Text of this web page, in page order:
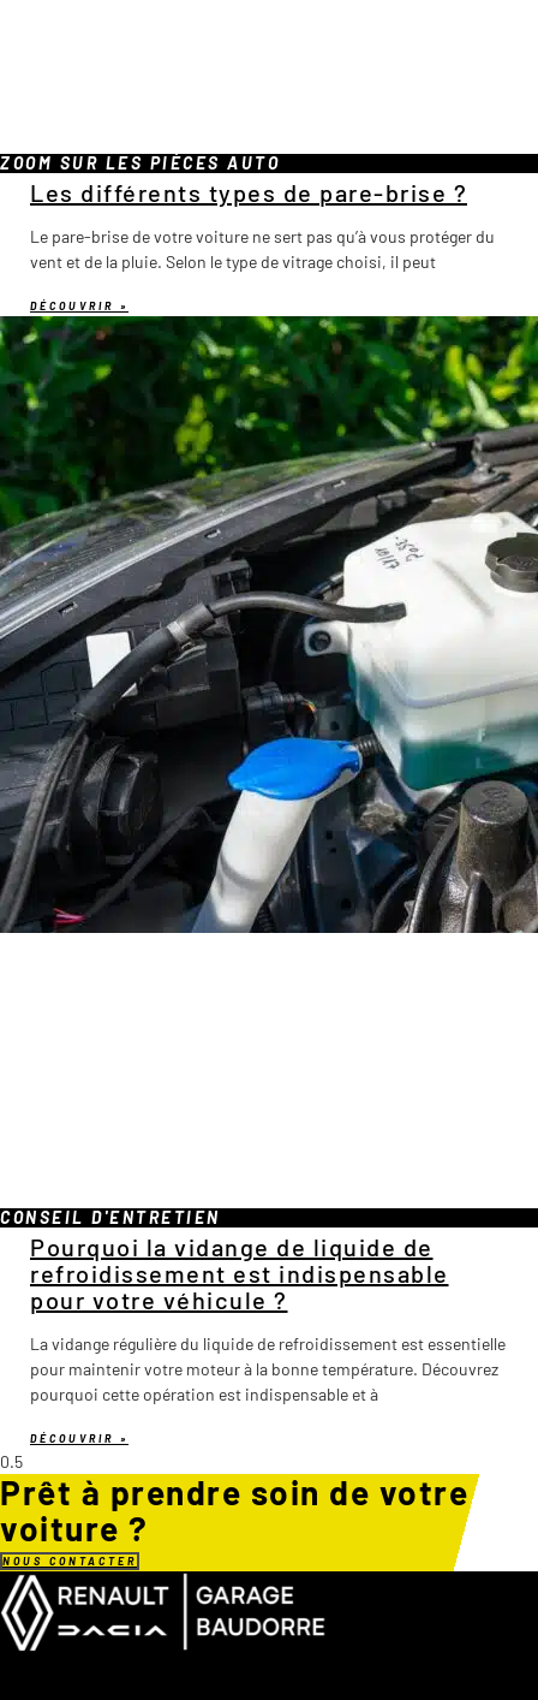
ZOOM SUR LES PIÈCES AUTO
Les différents types de pare-brise ?
Le pare-brise de votre voiture ne sert pas qu’à vous protéger du
vent et de la pluie. Selon le type de vitrage choisi, il peut
DÉCOUVRIR »
CONSEIL D'ENTRETIEN
Pourquoi la vidange de liquide de
refroidissement est indispensable
pour votre véhicule ?
La vidange régulière du liquide de refroidissement est essentielle
pour maintenir votre moteur à la bonne température. Découvrez
pourquoi cette opération est indispensable et à
DÉCOUVRIR »
Prêt à prendre soin de votre
voiture ?
NOUS CONTACTER